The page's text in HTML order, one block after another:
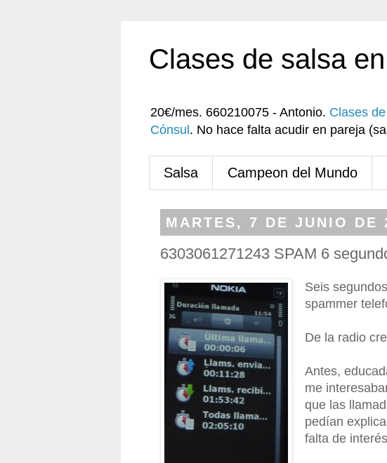
Clases de salsa
20€/mes. 660210075 - Antonio. Clases
Cónsul . No hace falta acudir en pareja
Salsa Campeon del Mundo
MARTES, 7 DE JUNIO DE
6303061271243 SPAM 6
Seis
spammer
De la radio
Antes,
me
que las
pedían
falta de